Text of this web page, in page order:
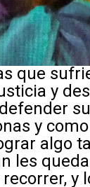
que
y
y
algo
les
y